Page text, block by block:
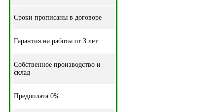
Cроки прописаны в договоре
Гарантия на работы от 3 лет
Собственное производство и
склад
Предоплата 0%